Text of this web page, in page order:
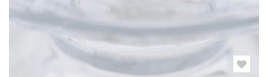
過去の特集をすべて見る>>